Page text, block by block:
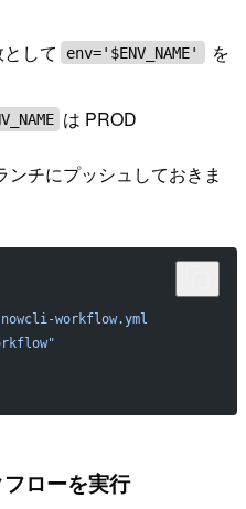
して env='$ENV_NAME'
を
は PROD
チにプッシュしておきま
workflow.yml
ローを実行